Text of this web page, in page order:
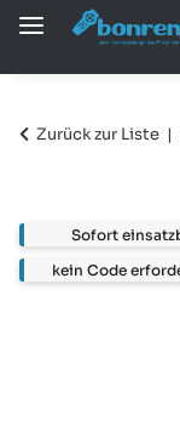
Zurück zur Liste